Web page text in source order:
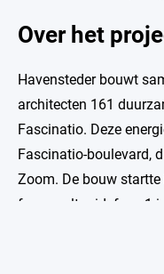
Over het
Havensteder bouwt
architecten 161
Fascinatio. Deze
Fascinatio-boulevard,
Zoom. De bouw
fases voltooid: fase 1